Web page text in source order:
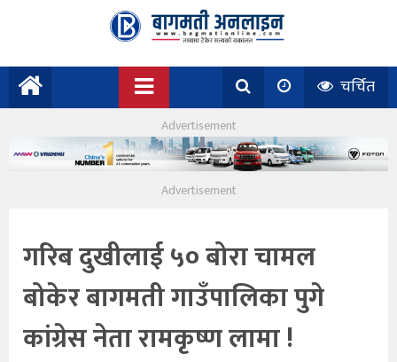
चर्चित
गरिब दुखीलाई ५० बोरा चामल
बोकेर बागमती गाउँपालिका पुगे
कांग्रेस नेता रामकृष्ण लामा !